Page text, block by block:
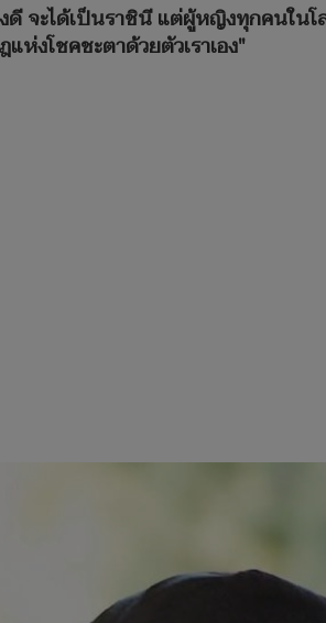
จะได้เป็นราชินี แต่ผู้หญิงทุกคนใน
ห่งโชคชะตาด้วยตัวเราเอง"